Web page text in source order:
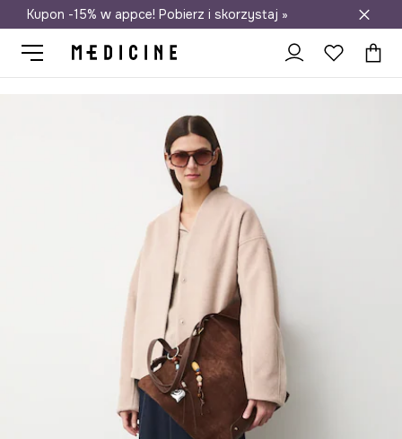
Darmowa dostawa do salonów
Kupon -15% w appce! Pobierz i skorzystaj »